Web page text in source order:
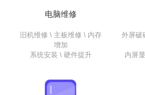
电脑维修
旧机维修 \ 主板维修 \ 内存
增加
系统安装 \ 硬件提升
外屏破
内屏